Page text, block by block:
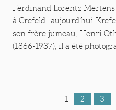
Ferdinand Lorentz Mertens
à Crefeld -aujourd’hui
son frère jumeau, Henri
(1866-1937), il a été
1 2 3